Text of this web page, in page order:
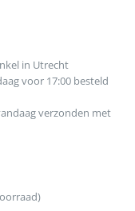
in Utrecht
voor 17:00 besteld
verzonden met